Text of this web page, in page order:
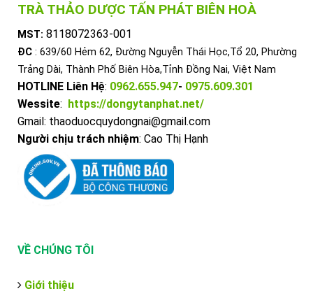
TRÀ THẢO DƯỢC TẤN PHÁT BIÊN HOÀ
MST: 8118072363-001
ĐC : 639/60 Hẻm 62, Đường Nguyễn Thái Học,Tổ 20, Phường
Trảng Dài, Thành Phố Biên Hòa,Tỉnh Đồng Nai, Việt Nam
HOTLINE Liên Hệ: 0962.655.947- 0975.609.301
Wessite: https://dongytanphat.net/
Gmail: thaoduocquydongnai@gmail.com
Người chịu trách nhiệm: Cao Thị Hạnh
VỀ CHÚNG TÔI
Giới thiệu